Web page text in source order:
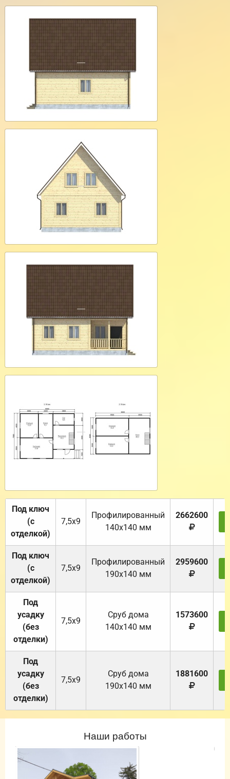
Под ключ
(с
отделкой)
7,5х9
Профилированный
140х140 мм
2662600
Под ключ
(с
отделкой)
7,5х9
Профилированный
190х140 мм
2959600
Под
усадку
(без
отделки)
7,5х9
Cруб дома
140х140 мм
1573600
Под
усадку
(без
отделки)
7,5х9
Cруб дома
190х140 мм
1881600
Наши работы